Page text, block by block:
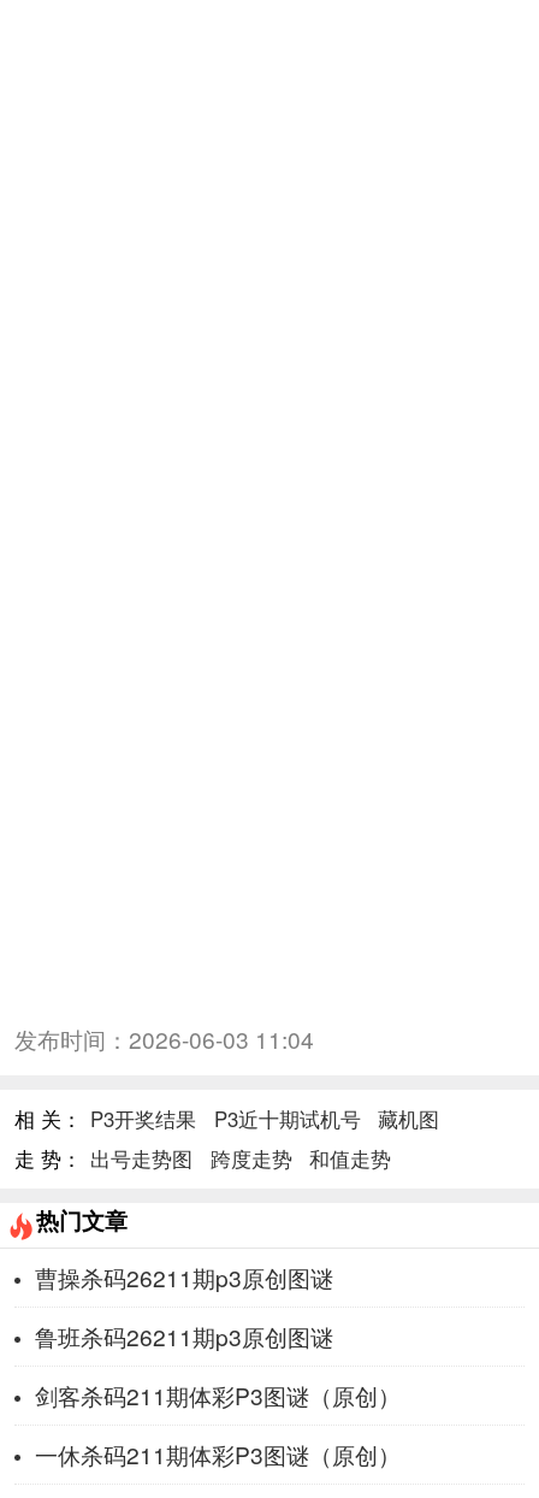
发布时间： 2026-06-03 11:04
相 关： P3开奖结果 P3近十期试机号
藏机图
走 势：
出号走势图 跨度走势 和值走势
热门文章
曹操杀码26211期p3原创图谜
鲁班杀码26211期p3原创图谜
剑客杀码211期体彩P3图谜（原创）
一休杀码211期体彩P3图谜（原创）